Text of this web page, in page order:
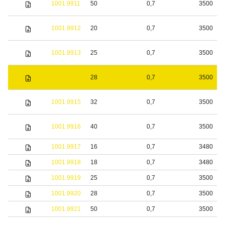
1001.9911 50 0,7 3500
1001.9912 20 0,7 3500
1001.9913 25 0,7 3500
28 0,7 3500
1001.9915 32 0,7 3500
1001.9916 40 0,7 3500
1001.9917 16 0,7 3480
1001.9918 18 0,7 3480
1001.9919 25 0,7 3500
1001.9920 28 0,7 3500
1001.9921 50 0,7 3500